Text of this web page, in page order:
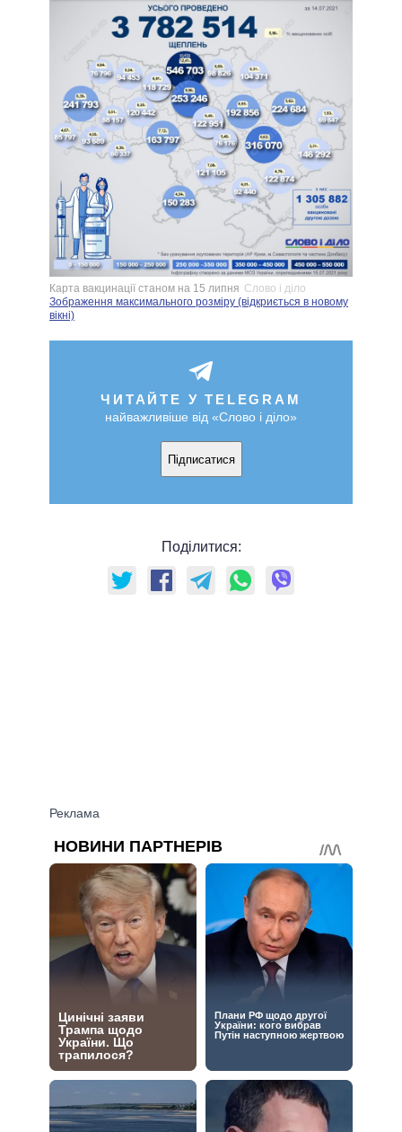
Карта вакцинації станом на 15 липня Слово і діло
Зображення максимального розміру (відкриється в новому
вікні)
ЧИТАЙТЕ У TELEGRAM
найважливіше від «Слово і діло»
Підписатися
Поділитися: